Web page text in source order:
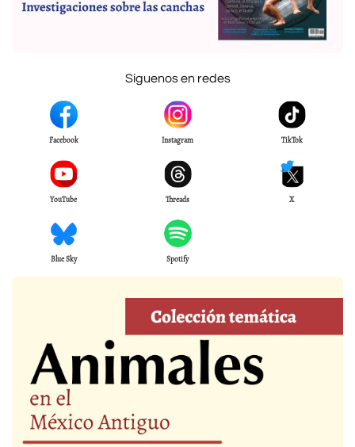
Síguenos en redes
Facebook Instagram TikTok
YouTube Threads X
Blue Sky Spotify